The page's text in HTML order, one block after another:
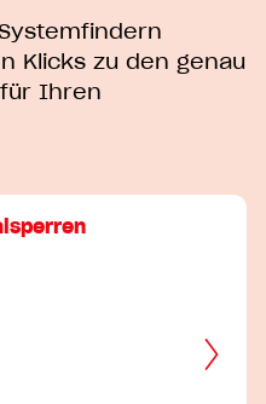
Klicks zu den genau
Ihren